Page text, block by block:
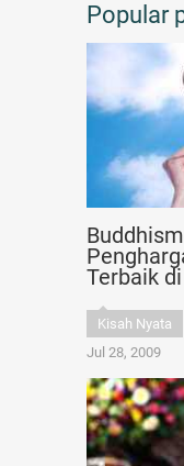
Popular
Terbaik di
Kisah Nyata
Jul 28, 2009